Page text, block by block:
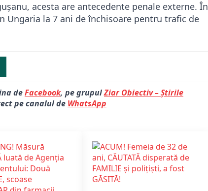
acesta are antecedente penale externe. În
Ungaria la 7 ani de închisoare pentru trafic de
deFacebook, pe grupulZiar Obiectiv – Știrile
pe canalul de WhatsApp